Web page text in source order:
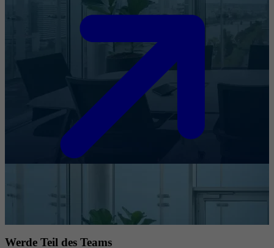
Werde Teil des Teams